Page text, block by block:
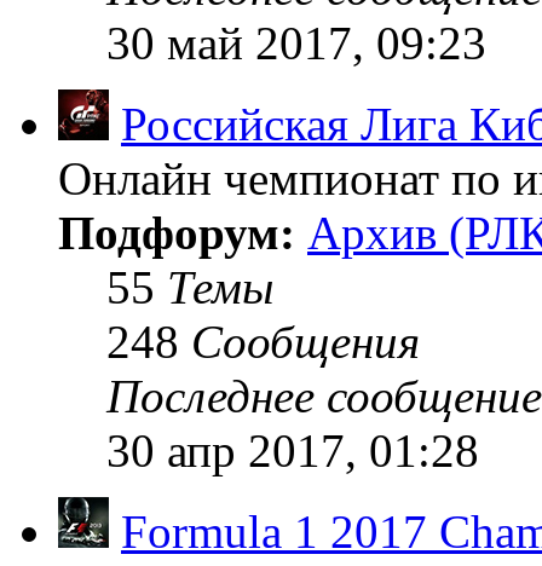
30 май 2017, 09:23
Российская Лига
Онлайн чемпионат по
Подфорум: Архив
55 Темы
248 Сообщения
Последнее сообщение
30 апр 2017, 01:28
Formula 1 2017